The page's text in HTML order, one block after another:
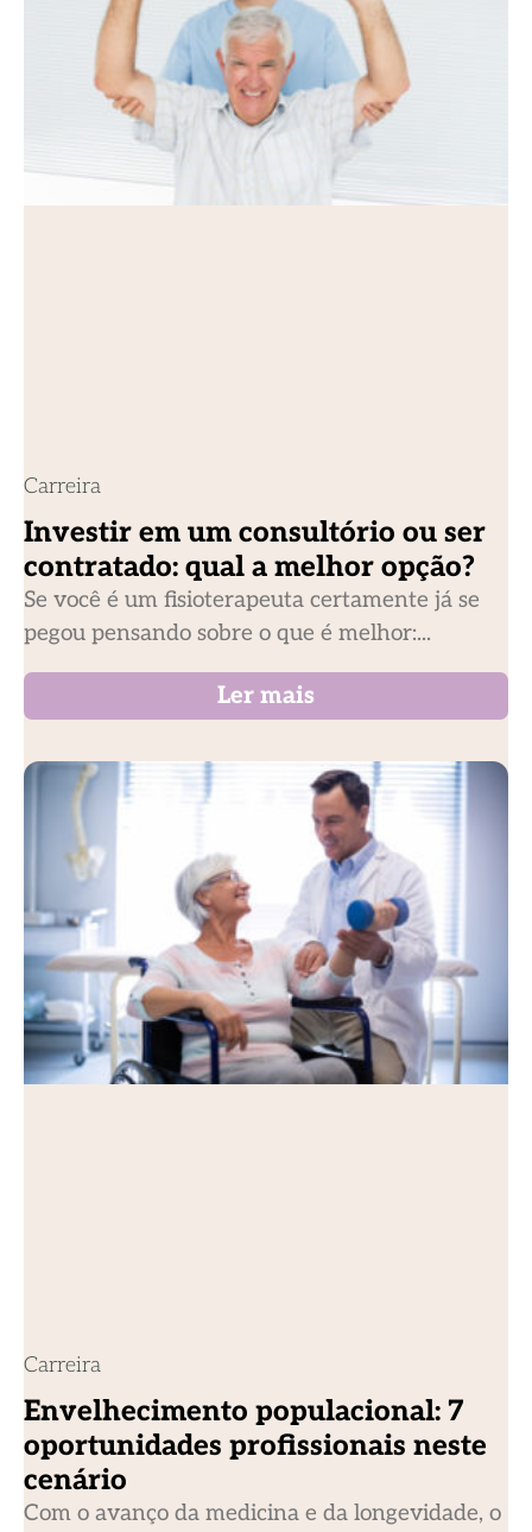
Carreira
Investir em um consultório ou ser
contratado: qual a melhor opção?
Se você é um fisioterapeuta certamente já se
pegou pensando sobre o que é melhor:...
Ler mais
Carreira
Envelhecimento populacional: 7
oportunidades profissionais neste
cenário
Com o avanço da medicina e da longevidade, o